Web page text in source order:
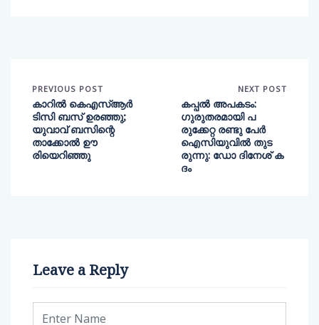
PREVIOUS POST
കാറിൽ കെഎസ്ആർ
ടിസി ബസ് ഉരഞ്ഞു;
യുവാവ് ബസിന്റെ
താക്കോൽ ഊ
രിയെറിഞ്ഞു
NEXT POST
കപ്പല്‍ അപകടം:
ഗുരുതരമായി പ
രുക്കേറ്റ രണ്ടു പേര്‍
ഐസിയുവില്‍ തുട
രുന്നു: ഡോ ദിനേശ് ക
ദം
Leave a Reply